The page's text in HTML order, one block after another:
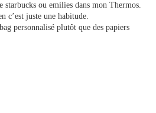
starbucks ou emilies dans mon Thermos.
c’est juste une habitude.
personnalisé plutôt que des papiers